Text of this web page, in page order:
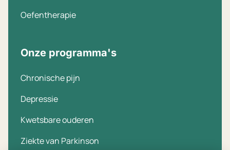
Oefentherapie
Onze programma's
Chronische pijn
Depressie
Kwetsbare ouderen
Ziekte van Parkinson